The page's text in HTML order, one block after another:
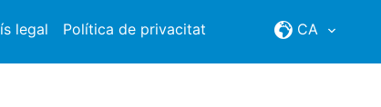
CA
legal Política de privacitat